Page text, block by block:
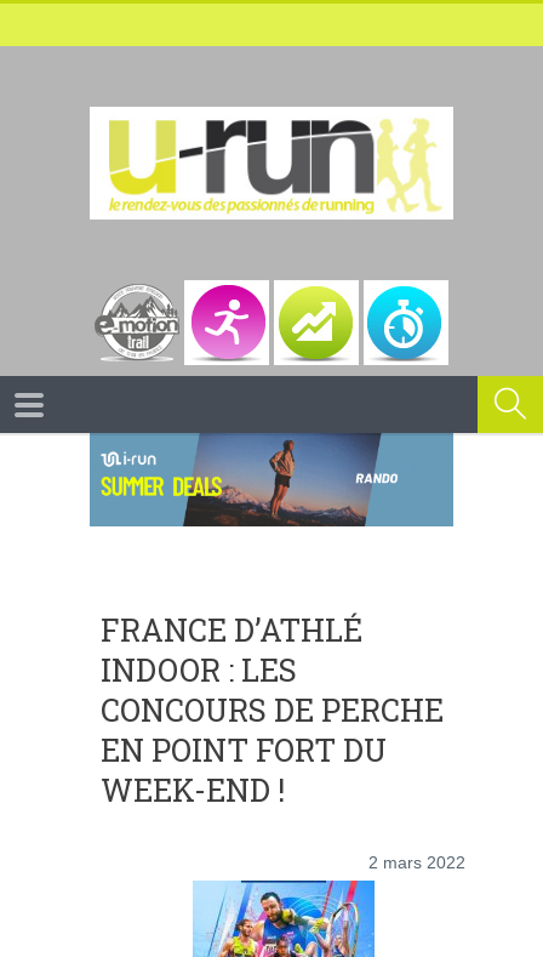
FRANCE D’ATHLÉ
INDOOR : LES
CONCOURS DE PERCHE
EN POINT FORT DU
WEEK-END !
2 mars 2022